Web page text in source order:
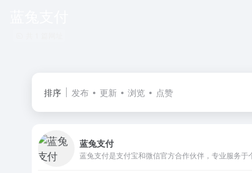
排序 发布 更新 浏览 点赞
蓝兔支付